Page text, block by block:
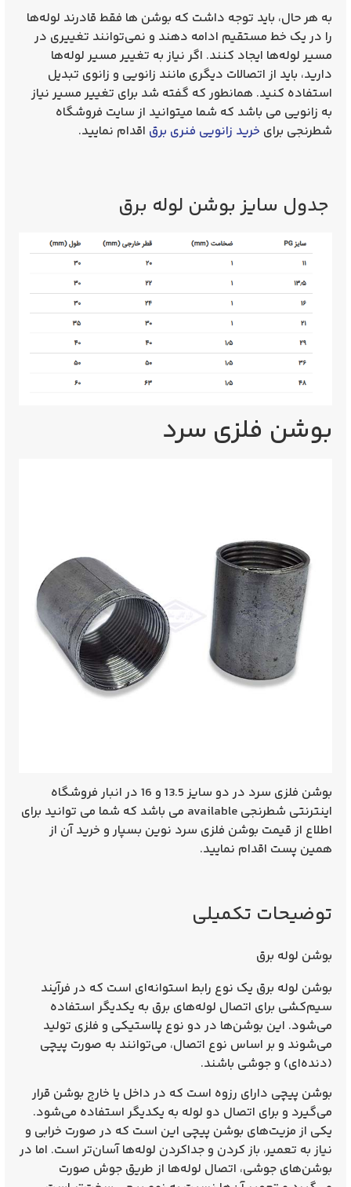
به هر حال، باید توجه داشت که بوشن‌ ها فقط قادرند لوله‌ها
را در یک خط مستقیم ادامه دهند و نمی‌توانند تغییری در
مسیر لوله‌ها ایجاد کنند. اگر نیاز به تغییر مسیر لوله‌ها
دارید، باید از اتصالات دیگری مانند زانویی و زانوی تبدیل
استفاده کنید. همانطور که گفته شد برای تغییر مسیر نیاز
به زانویی می باشد که شما میتوانید از سایت فروشگاه
شطرنجی برای خرید زانویی فنری برق اقدام نمایید.
جدول سایز بوشن لوله برق
بوشن فلزی سرد
بوشن فلزی سرد
در دو سایز 13.5 و 16 در انبار فروشگاه
اینترنتی شطرنجی available می باشد که شما می توانید برای
اطلاع ازقیمت بوشن فلزی سرد نوین بسپارو خرید آن از
همین پست اقدام نمایید.
توضیحات تکمیلی
بوشن لوله برق
بوشن لوله برق یک نوع رابط استوانه‌ای است که در فرآیند
سیم‌کشی برای اتصال لوله‌های برق به یکدیگر استفاده
می‌شود. این بوشن‌ها در دو نوع پلاستیکی و فلزی تولید
می‌شوند و بر اساس نوع اتصال، می‌توانند به صورت پیچی
(دنده‌ای) و جوشی باشند.
بوشن پیچی دارای رزوه است که در داخل یا خارج بوشن قرار
می‌گیرد و برای اتصال دو لوله به یکدیگر استفاده می‌شود.
یکی از مزیت‌های بوشن پیچی این است که در صورت خرابی و
نیاز به تعمیر، باز کردن و جداکردن لوله‌ها آسان‌تر است. اما در
بوشن‌های جوشی، اتصال لوله‌ها از طریق جوش صورت